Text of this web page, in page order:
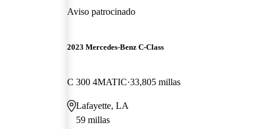
Aviso patrocinado
2023 Mercedes-Benz C-Class
C 300 4MATIC 33,805 millas
Lafayette, LA
59 millas